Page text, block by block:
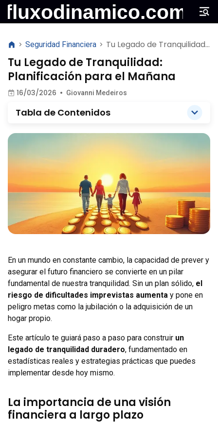
> Seguridad Financiera > Tu Legado de Tranquilidad:
Planificación para el
Mañana
Tu Legado de Tranquilidad:
Planificación para el Mañana
16/03/2026 • Giovanni Medeiros
Tabla de Contenidos
En un mundo en constante cambio, la capacidad de prever y
asegurar el futuro financiero se convierte en un pilar
fundamental de nuestra tranquilidad. Sin un plan sólido, el
riesgo de dificultades imprevistas aumenta y pone en
peligro metas como la jubilación o la adquisición de un
hogar propio.
Este artículo te guiará paso a paso para construir un
legado de tranquilidad duradero, fundamentado en
estadísticas reales y estrategias prácticas que puedes
implementar desde hoy mismo.
La importancia de una visión
financiera a largo plazo